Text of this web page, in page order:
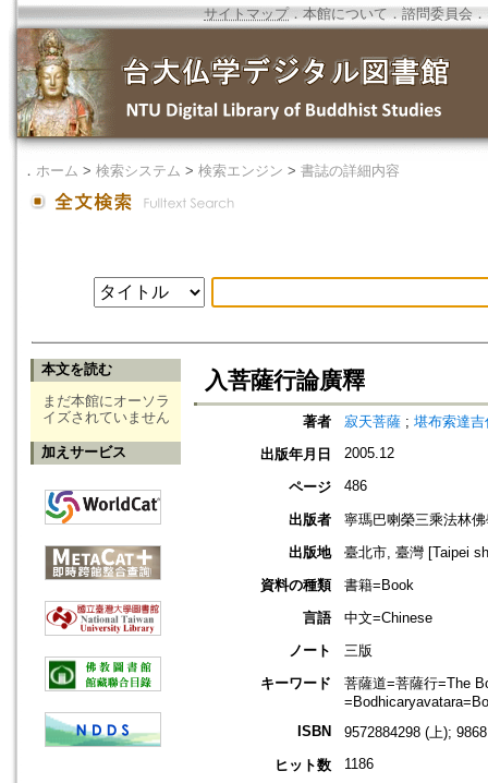
サイトマップ．本館について ． 諮問委員会 ．
． ホーム > 検索システム > 検索エンジン > 書誌の詳細内容
本文を読む
まだ本館にオーソラ
イズされていません
加えサービス
入菩薩行論廣釋
著者 寂天菩薩 ; 堪布索達吉
出版年月日
2005.12
ページ 486
出版者
寧瑪巴喇榮三乘法林
出版地
臺北市, 臺灣 [Taipei
資料の種類
書籍=Book
言語
中文=Chinese
ノート
三版
キーワード
菩薩道=菩薩行=The
ISBN
9572884298 (上);
ヒット数
1186